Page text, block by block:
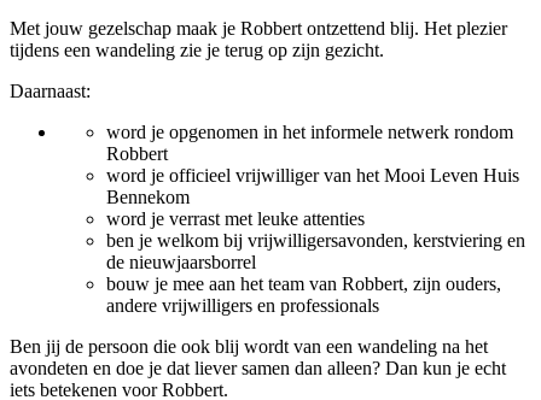
Met jouw gezelschap maak je Robbert ontzettend blij. Het plezier
tijdens een wandeling zie je terug op zijn gezicht.
Daarnaast:
word je opgenomen in het informele netwerk rondom
Robbert
word je officieel vrijwilliger van het Mooi Leven Huis
Bennekom
word je verrast met leuke attenties
ben je welkom bij vrijwilligersavonden, kerstviering en
de nieuwjaarsborrel
bouw je mee aan het team van Robbert, zijn ouders,
andere vrijwilligers en professionals
Ben jij de persoon die ook blij wordt van een wandeling na het
avondeten en doe je dat liever samen dan alleen? Dan kun je echt
iets betekenen voor Robbert.